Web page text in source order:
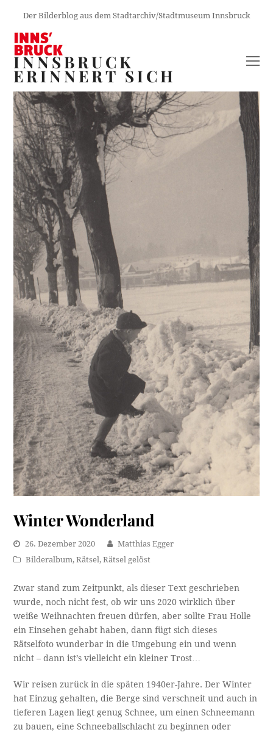
Der Bilderblog aus dem Stadtarchiv/Stadtmuseum Innsbruck
INNSBRUCK
ERINNERT SICH
Winter Wonderland
26. Dezember 2020
Matthias Egger
Bilderalbum,Rätsel,Rätsel gelöst
Zwar stand zum Zeitpunkt, als dieser Text geschrieben
wurde, noch nicht fest, ob wir uns 2020 wirklich über
weiße Weihnachten freuen dürfen, aber sollte Frau Holle
ein Einsehen gehabt haben, dann fügt sich dieses
Rätselfoto wunderbar in die Umgebung ein und wenn
nicht – dann ist’s vielleicht ein kleiner Trost…
Wir reisen zurück in die späten 1940er-Jahre. Der Winter
hat Einzug gehalten, die Berge sind verschneit und auch in
tieferen Lagen liegt genug Schnee, um einen Schneemann
zu bauen, eine Schneeballschlacht zu beginnen oder